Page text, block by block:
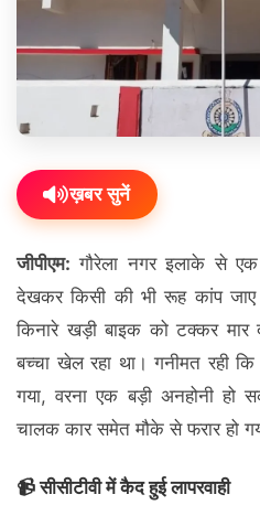
ख़बर सुनें
जीपीएम: गौरेला नगर इलाके से
देखकर किसी की भी रूह कांप
किनारे खड़ी बाइक को टक्कर
बच्चा खेल रहा था। गनीमत रही
गया, वरना एक बड़ी अनहोनी हो
चालक कार समेत मौके से फरार हो
📹 सीसीटीवी में कैद हुई लापरवाही